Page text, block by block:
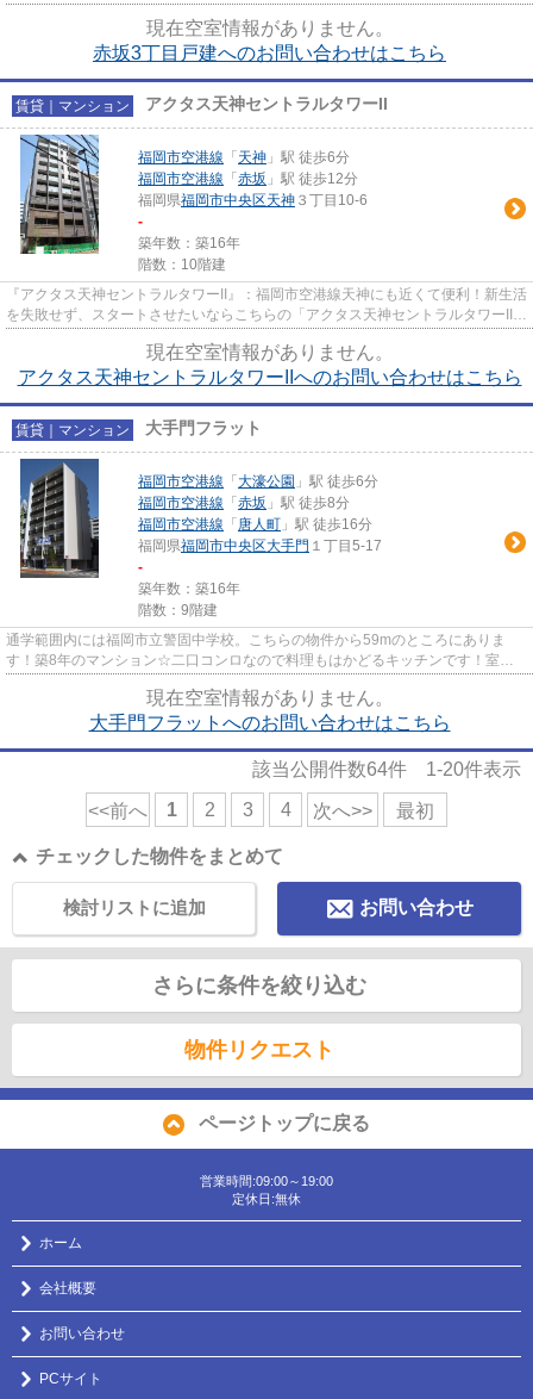
きる、魅力的な物件です。築7...
現在空室情報がありません。
赤坂3丁目戸建へのお問い合わせはこちら
賃貸｜マンション アクタス天神セントラルタワーII
福岡市空港線 「天神 」駅 徒歩6分
福岡市空港線 「赤坂 」駅 徒歩12分
福岡県福岡市中央区天神 ３丁目10-6
-
築年数：築16年
階数：10階建
『アクタス天神セントラルタワーII』：福岡市空港線天神にも近くて便利！新生活
を失敗せず、スタートさせたいならこちらの「アクタス天神セントラルタワーII」
はいかがでしょうか！料...
現在空室情報がありません。
アクタス天神セントラルタワーIIへのお問い合わせはこちら
賃貸｜マンション 大手門フラット
福岡市空港線 「大濠公園 」駅 徒歩6分
福岡市空港線 「赤坂 」駅 徒歩8分
福岡市空港線 「唐人町 」駅 徒歩16分
福岡県福岡市中央区大手門 １丁目5-17
-
築年数：築16年
階数：9階建
通学範囲内には福岡市立警固中学校。こちらの物件から59mのところにありま
す！築8年のマンション☆二口コンロなので料理もはかどるキッチンです！室内
に洗濯機置場も整っています◎こち...
現在空室情報がありません。
大手門フラットへのお問い合わせはこちら
該当公開件数64件 1-20件表示
<<前へ 1 2 3 4 次へ>> 最初
チェックした物件をまとめて
お問い合わせ
検討リストに追加
さらに条件を絞り込む
物件リクエスト
ページトップに戻る
営業時間:09:00～19:00
定休日:無休
ホーム
会社概要
お問い合わせ
PCサイト